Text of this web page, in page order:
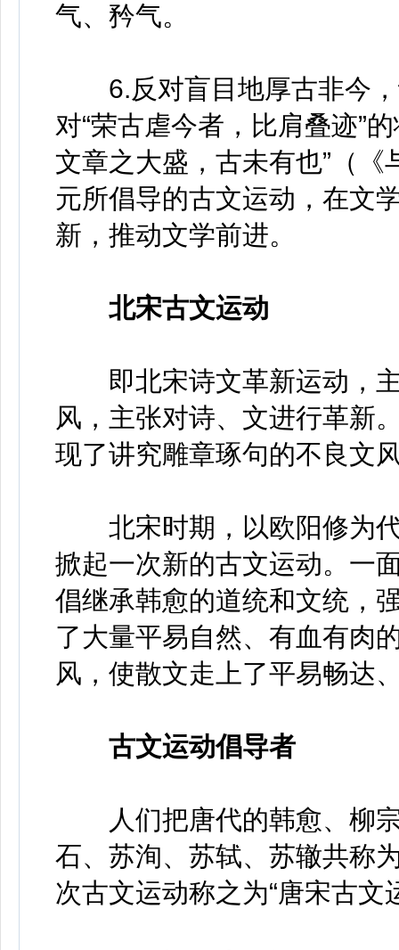
气、矜气。
6.反对盲目地厚古非今，
对“荣古虐今者，比肩叠迹”
文章之大盛，古未有也”（
元所倡导的古文运动，在文
新，推动文学前进。
北宋古文运动
即北宋诗文革新运动，主
风，主张对诗、文进行革新
现了讲究雕章琢句的不良文
北宋时期，以欧阳修为代
掀起一次新的古文运动。一
倡继承韩愈的道统和文统，
了大量平易自然、有血有肉
风，使散文走上了平易畅达
古文运动倡导者
人们把唐代的韩愈、柳宗
石、苏洵、苏轼、苏辙共称
次古文运动称之为“唐宋古文